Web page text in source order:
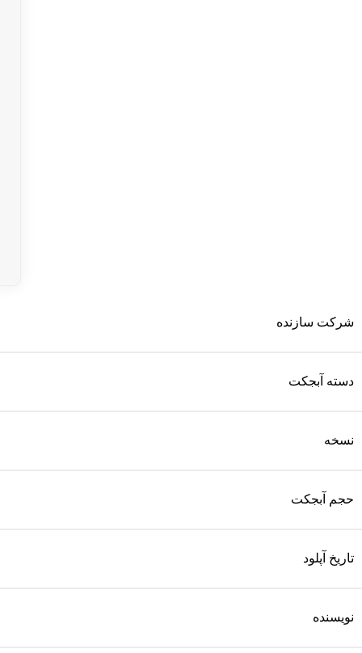
شرکت سازنده
دسته آبجکت
نسخه
حجم آبجکت
تاریخ آپلود
نویسنده